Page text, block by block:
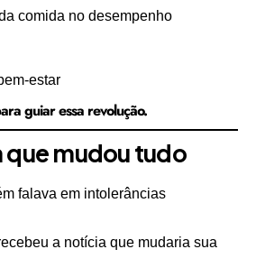
comida no desempenho
estar
guiar essa revolução.
que mudou tudo
falava em intolerâncias
a notícia que mudaria sua